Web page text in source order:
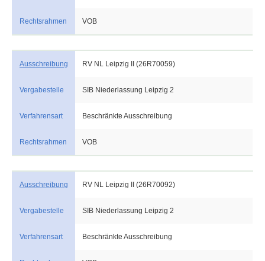
Rechtsrahmen VOB
Ausschreibung RV NL Leipzig II (26R70059)
Vergabestelle SIB Niederlassung Leipzig 2
Verfahrensart Beschränkte Ausschreibung
Rechtsrahmen VOB
Ausschreibung RV NL Leipzig II (26R70092)
Vergabestelle SIB Niederlassung Leipzig 2
Verfahrensart Beschränkte Ausschreibung